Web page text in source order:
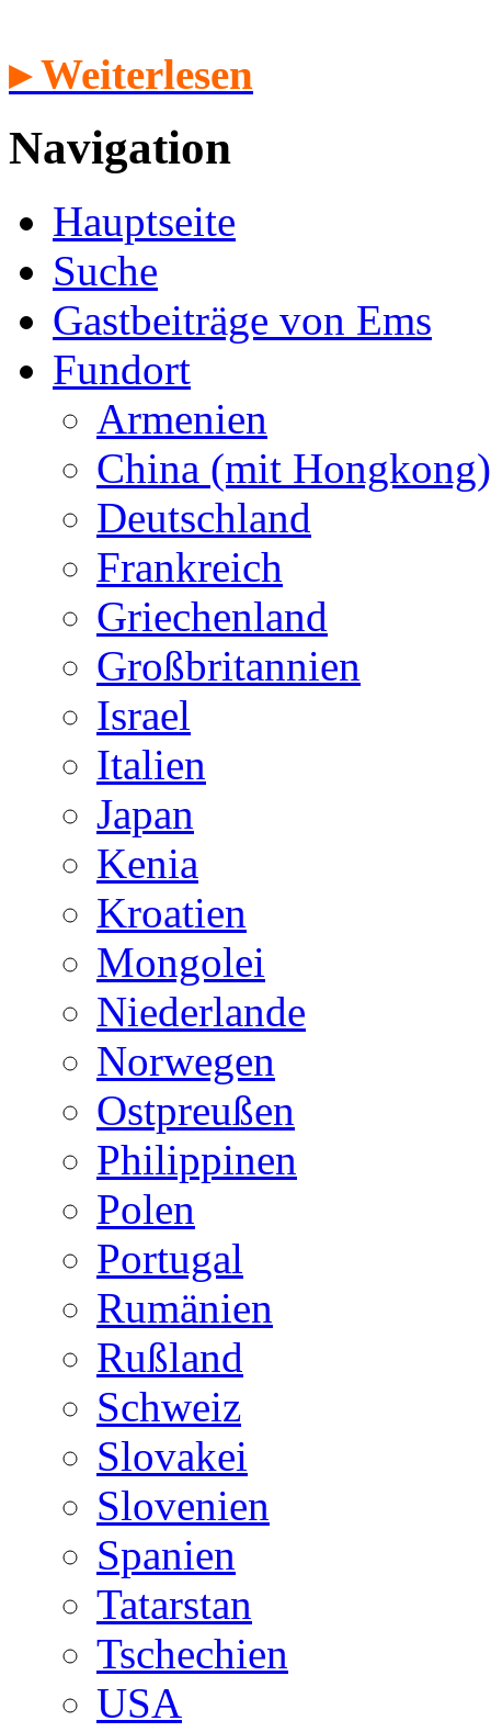
▸ Weiterlesen
Navigation
Hauptseite
Suche
Gastbeiträge von Ems
Fundort
Armenien
China (mit Hongkong)
Deutschland
Frankreich
Griechenland
Großbritannien
Israel
Italien
Japan
Kenia
Kroatien
Mongolei
Niederlande
Norwegen
Ostpreußen
Philippinen
Polen
Portugal
Rumänien
Rußland
Schweiz
Slovakei
Slovenien
Spanien
Tatarstan
Tschechien
USA